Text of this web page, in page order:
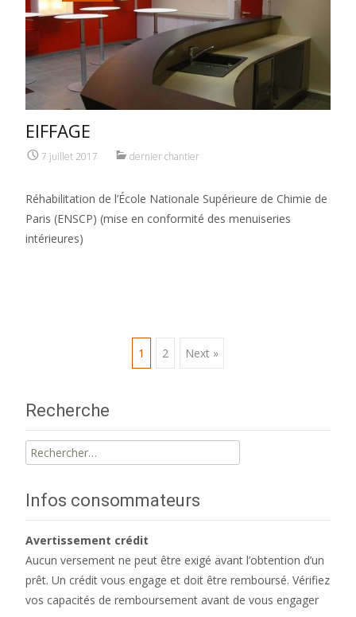
EIFFAGE
7 juillet 2017 dernier chantier
Réhabilitation de l’École Nationale Supérieure de Chimie de
Paris (ENSCP) (mise en conformité des menuiseries
intérieures)
navigation
1 2 Next »
Recherche
Rechercher :
Infos consommateurs
Avertissement crédit
Aucun versement ne peut être exigé avant l’obtention d’un
prêt. Un crédit vous engage et doit être remboursé. Vérifiez
vos capacités de remboursement avant de vous engager